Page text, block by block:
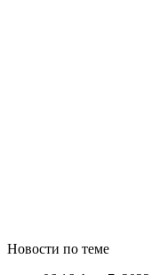
Новости по теме